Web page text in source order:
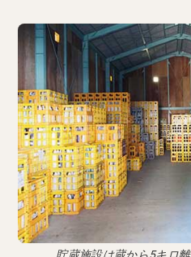
貯蔵施設は蔵から5キロ